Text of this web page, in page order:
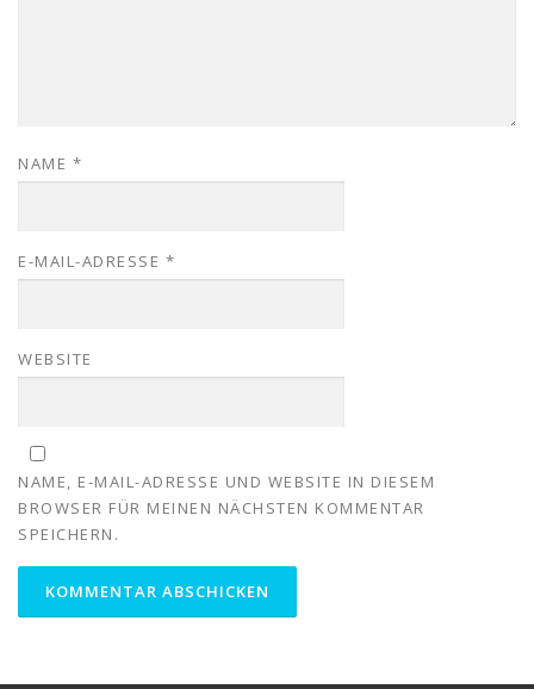
NAME *
E-MAIL-ADRESSE *
WEBSITE
NAME, E-MAIL-ADRESSE UND WEBSITE IN DIESEM
BROWSER FÜR MEINEN NÄCHSTEN KOMMENTAR
SPEICHERN.